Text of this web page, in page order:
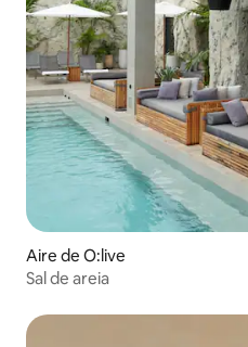
Aire de O:live
Sal de areia